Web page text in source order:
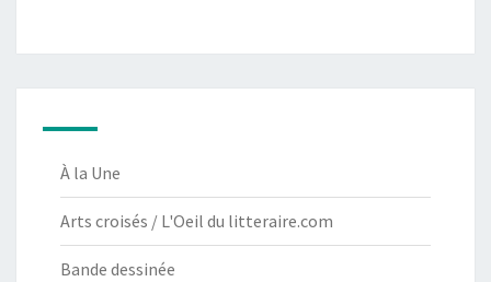
À la Une
Arts croisés / L'Oeil du litteraire.com
Bande dessinée